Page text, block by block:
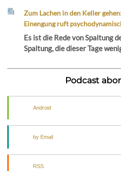
Zum Lachen in den Keller
Einengung ruft
Es ist die Rede von Spaltung
Spaltung, die dieser Tage
Podcast
Android
by Email
RSS